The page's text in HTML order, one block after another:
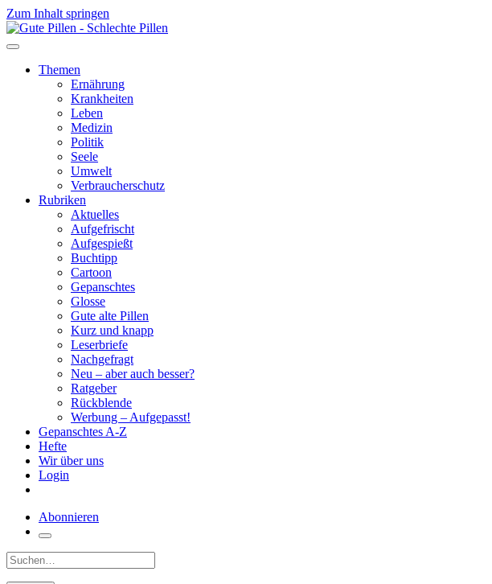
Zum Inhalt springen
Themen
Ernährung
Krankheiten
Leben
Medizin
Politik
Seele
Umwelt
Verbraucherschutz
Rubriken
Aktuelles
Aufgefrischt
Aufgespießt
Buchtipp
Cartoon
Gepanschtes
Glosse
Gute alte Pillen
Kurz und knapp
Leserbriefe
Nachgefragt
Neu – aber auch besser?
Ratgeber
Rückblende
Werbung – Aufgepasst!
Gepanschtes A-Z
Hefte
Wir über uns
Login
Abonnieren
Suche: